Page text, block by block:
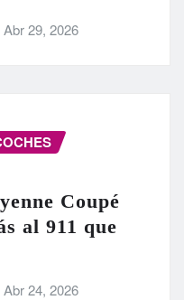
Abr 29, 2026
Coupé
al 911 que
Abr 24, 2026